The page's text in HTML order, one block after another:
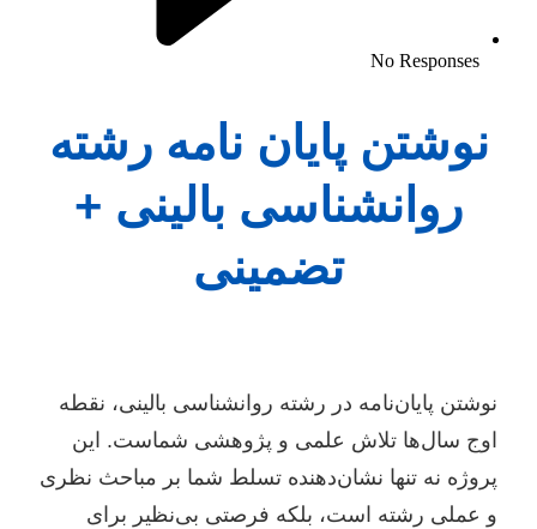
No Responses
نوشتن پایان نامه رشته
روانشناسی بالینی +
تضمینی
نوشتن پایان‌نامه در رشته روانشناسی بالینی، نقطه
اوج سال‌ها تلاش علمی و پژوهشی شماست. این
پروژه نه تنها نشان‌دهنده تسلط شما بر مباحث نظری
و عملی رشته است، بلکه فرصتی بی‌نظیر برای